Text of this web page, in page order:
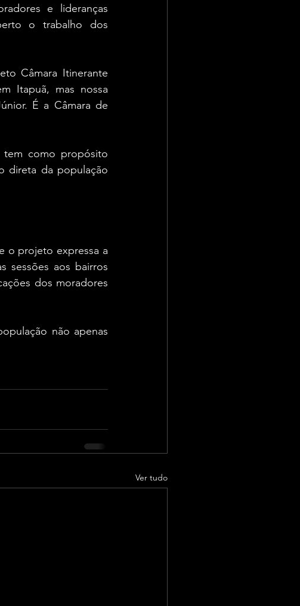
e lideranças
o trabalho dos
Câmara Itinerante
Itapuã, mas nossa
É a Câmara de
tem como propósito
direta da população
o projeto expressa a
sessões aos bairros
dos moradores
não apenas
Ver tudo